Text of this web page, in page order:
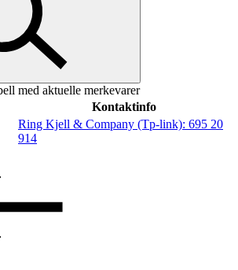
med aktuelle merkevarer
Kontaktinfo
Ring Kjell & Company (Tp-link): 695 20
914